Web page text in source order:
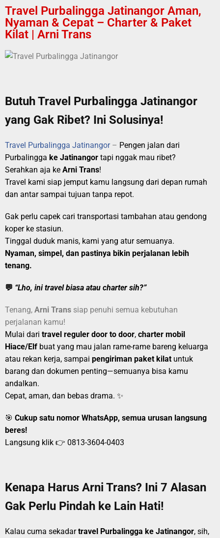
Travel Purbalingga Jatinangor Aman,
Nyaman & Cepat – Charter & Paket
Kilat | Arni Trans
Butuh Travel Purbalingga Jatinangor
yang Gak Ribet? Ini Solusinya!
Travel Purbalingga Jatinangor– Pengen jalan dari
Purbalingga ke Jatinangor tapi nggak mau ribet?
Serahkan aja ke Arni Trans!
Travel kami siap jemput kamu langsung dari depan rumah
dan antar sampai tujuan tanpa repot.
Gak perlu capek cari transportasi tambahan atau gendong
koper ke stasiun.
Tinggal duduk manis, kami yang atur semuanya.
Nyaman, simpel, dan pastinya bikin perjalanan lebih
tenang.
💬 “Lho, ini travel biasa atau charter sih?”
Tenang, Arni Trans siap penuhi semua kebutuhan
perjalanan kamu!
Mulai dari travel reguler door to door, charter mobil
Hiace/Elf buat yang mau jalan rame-rame bareng keluarga
atau rekan kerja, sampai pengiriman paket kilat untuk
barang dan dokumen penting—semuanya bisa kamu
andalkan.
Cepat, aman, dan bebas drama. ✨
🎯 Cukup satu nomor WhatsApp, semua urusan langsung
beres!
Langsung klik 👉 0813-3604-0403
Kenapa Harus Arni Trans? Ini 7 Alasan
Gak Perlu Pindah ke Lain Hati!
Kalau cuma sekadartravel Purbalingga ke Jatinangor, sih,